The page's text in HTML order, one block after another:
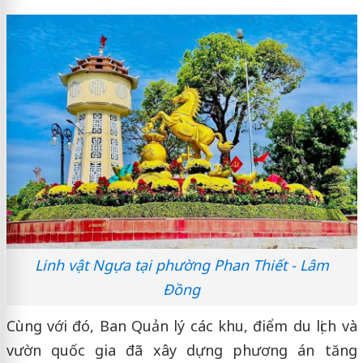
Linh vật Ngựa tại phường Phan Thiết - Lâm
Đồng
Cùng với đó, Ban Quản lý các khu, điểm du lịch và
vườn quốc gia đã xây dựng phương án tăng